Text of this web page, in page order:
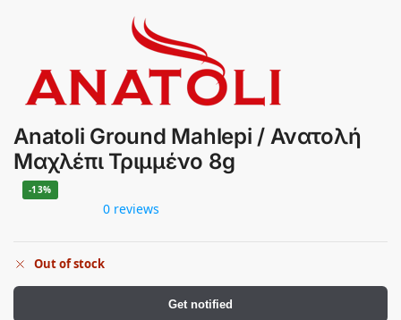
Anatoli Ground Mahlepi / Ανατολή
Μαχλέπι Τριμμένο 8g
-13%
0 reviews
Out of stock
Get notified